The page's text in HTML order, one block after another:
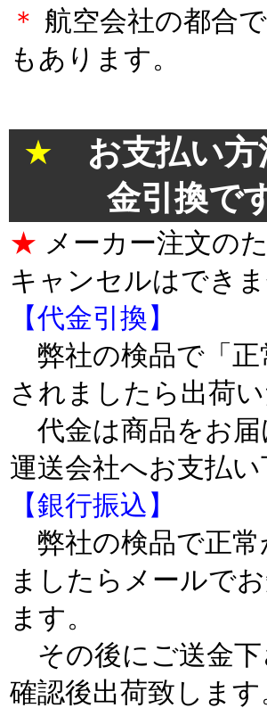
＊ 航空会社の都合
もあります。
★
お支払い
金引換で
★ メーカー注文の
キャンセルはできま
【代金引換】
弊社の検品で「正
されましたら出荷
代金は商品をお届
運送会社へお支払
【銀行振込】
弊社の検品で正常
ましたらメールで
ます。
その後にご送金下
確認後出荷致します